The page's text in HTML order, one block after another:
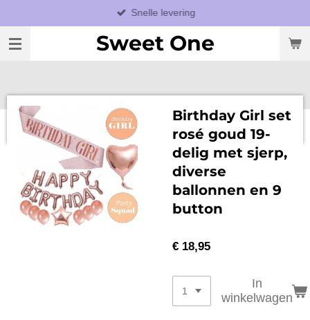
direct
naar
Sweet One
Snelle levering
Birthday Girl set
rosé goud 19-
delig met sjerp,
diverse
ballonnen en 9
button
€ 18,95
In
winkelwagen